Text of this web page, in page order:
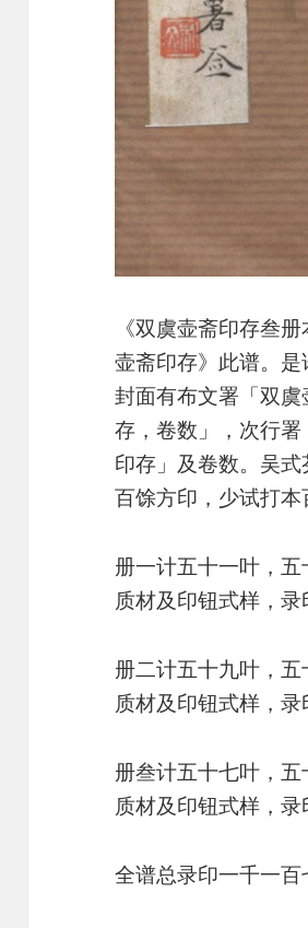
《双虞壶斋印存叁
壶斋印存》此谱。是
封面有布文署「双
存，卷数」，次行
印存」及卷数。吴
百馀方印，少试打本
册一计五十一叶，五
质材及印钮式样，录
册二计五十九叶，五
质材及印钮式样，录
册叁计五十七叶，五
质材及印钮式样，录
全谱总录印一千一百